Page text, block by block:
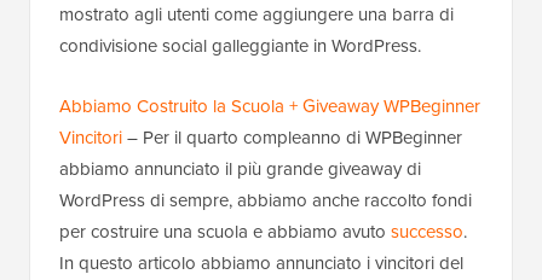
mostrato agli utenti come aggiungere una barra di
condivisione social galleggiante in WordPress.
Abbiamo Costruito la Scuola + Giveaway WPBeginner
Vincitori– Per il quarto compleanno di WPBeginner
abbiamo annunciato il più grande giveaway di
WordPress di sempre, abbiamo anche raccolto fondi
per costruire una scuola e abbiamo avuto successo.
In questo articolo abbiamo annunciato i vincitori del